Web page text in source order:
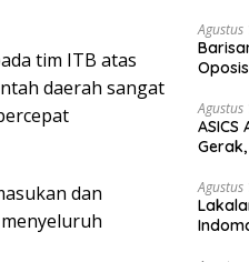
tim ITB atas
daerah sangat
dan